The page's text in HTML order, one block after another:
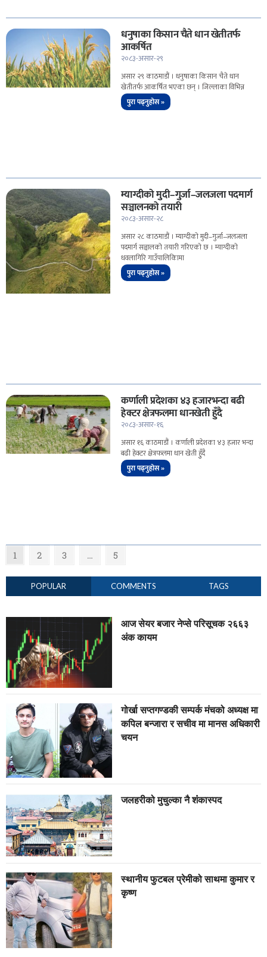
धनुषाका किसान चैते धान खेतीतर्फ
आकर्षित
२०८३-असार-२९
असार २९ काठमाडौं । धनुषाका किसान चैते धान
खेतीतर्फ आकर्षित भएका छन् । जिल्लाका विभिन्न
पुरा पढ्नुहोस »
म्याग्दीको मुदी–गुर्जा–जलजला पदमार्ग
सञ्चालनको तयारी
२०८३-असार-२८
असार २८ काठमाडौं । म्याग्दीको मुदी–गुर्जा–जलजला
पदमार्ग सञ्चालको तयारी गरिएको छ । म्याग्दीको
धवलागिरि गाउँपालिकिामा
पुरा पढ्नुहोस »
कर्णाली प्रदेशका ४३ हजारभन्दा बढी
हेक्टर क्षेत्रफलमा धानखेती हुँदै
२०८३-असार-१६
असार १६ काठमाडौं । कर्णाली प्रदेशका ४३ हजार भन्दा
बढी हेक्टर क्षेत्रफलमा धान खेती हुुँदै
पुरा पढ्नुहोस »
1 2 3 … 5
POPULAR COMMENTS TAGS
आज सेयर बजार नेप्से परिसूचक २६६३
अंक कायम
गोर्खा सप्तगण्डकी सम्पर्क मंचको अध्यक्ष मा
कपिल बन्जारा र सचीव मा मानस अधिकारी
चयन
जलहरीको मुचुल्का नै शंंकास्पद
स्थानीय फुटबल प्रेमीको साथमा कुमार र
कृष्ण